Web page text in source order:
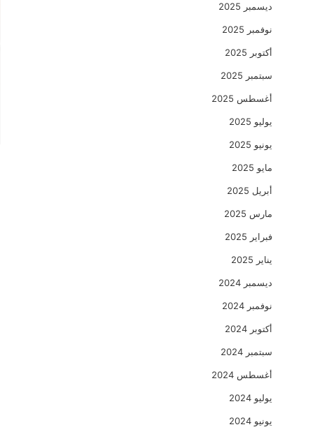
ديسمبر 2025
نوفمبر 2025
أكتوبر 2025
سبتمبر 2025
أغسطس 2025
يوليو 2025
يونيو 2025
مايو 2025
أبريل 2025
مارس 2025
فبراير 2025
يناير 2025
ديسمبر 2024
نوفمبر 2024
أكتوبر 2024
سبتمبر 2024
أغسطس 2024
يوليو 2024
يونيو 2024